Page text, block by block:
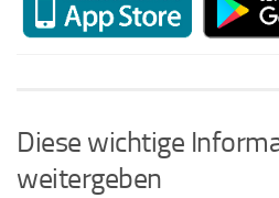
Diese wichtige
weitergeben